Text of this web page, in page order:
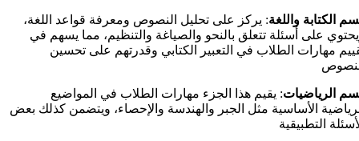
الكتابة واللغة: يركز على تحليل النصوص ومعرفة قواعد اللغة،
على أسئلة تتعلق بالنحو والصياغة والتنظيم، مما يسهم في
مهارات الطلاب في التعبير الكتابي وقدرتهم على تحسين
الرياضيات: يقيم هذا الجزء مهارات الطلاب في المواضيع
الأساسية مثل الجبر والهندسة والإحصاء، ويتضمن كذلك بعض
التطبيقية